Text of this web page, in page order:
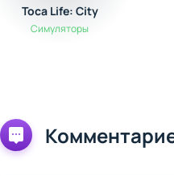
Toca Life: City
Симуляторы